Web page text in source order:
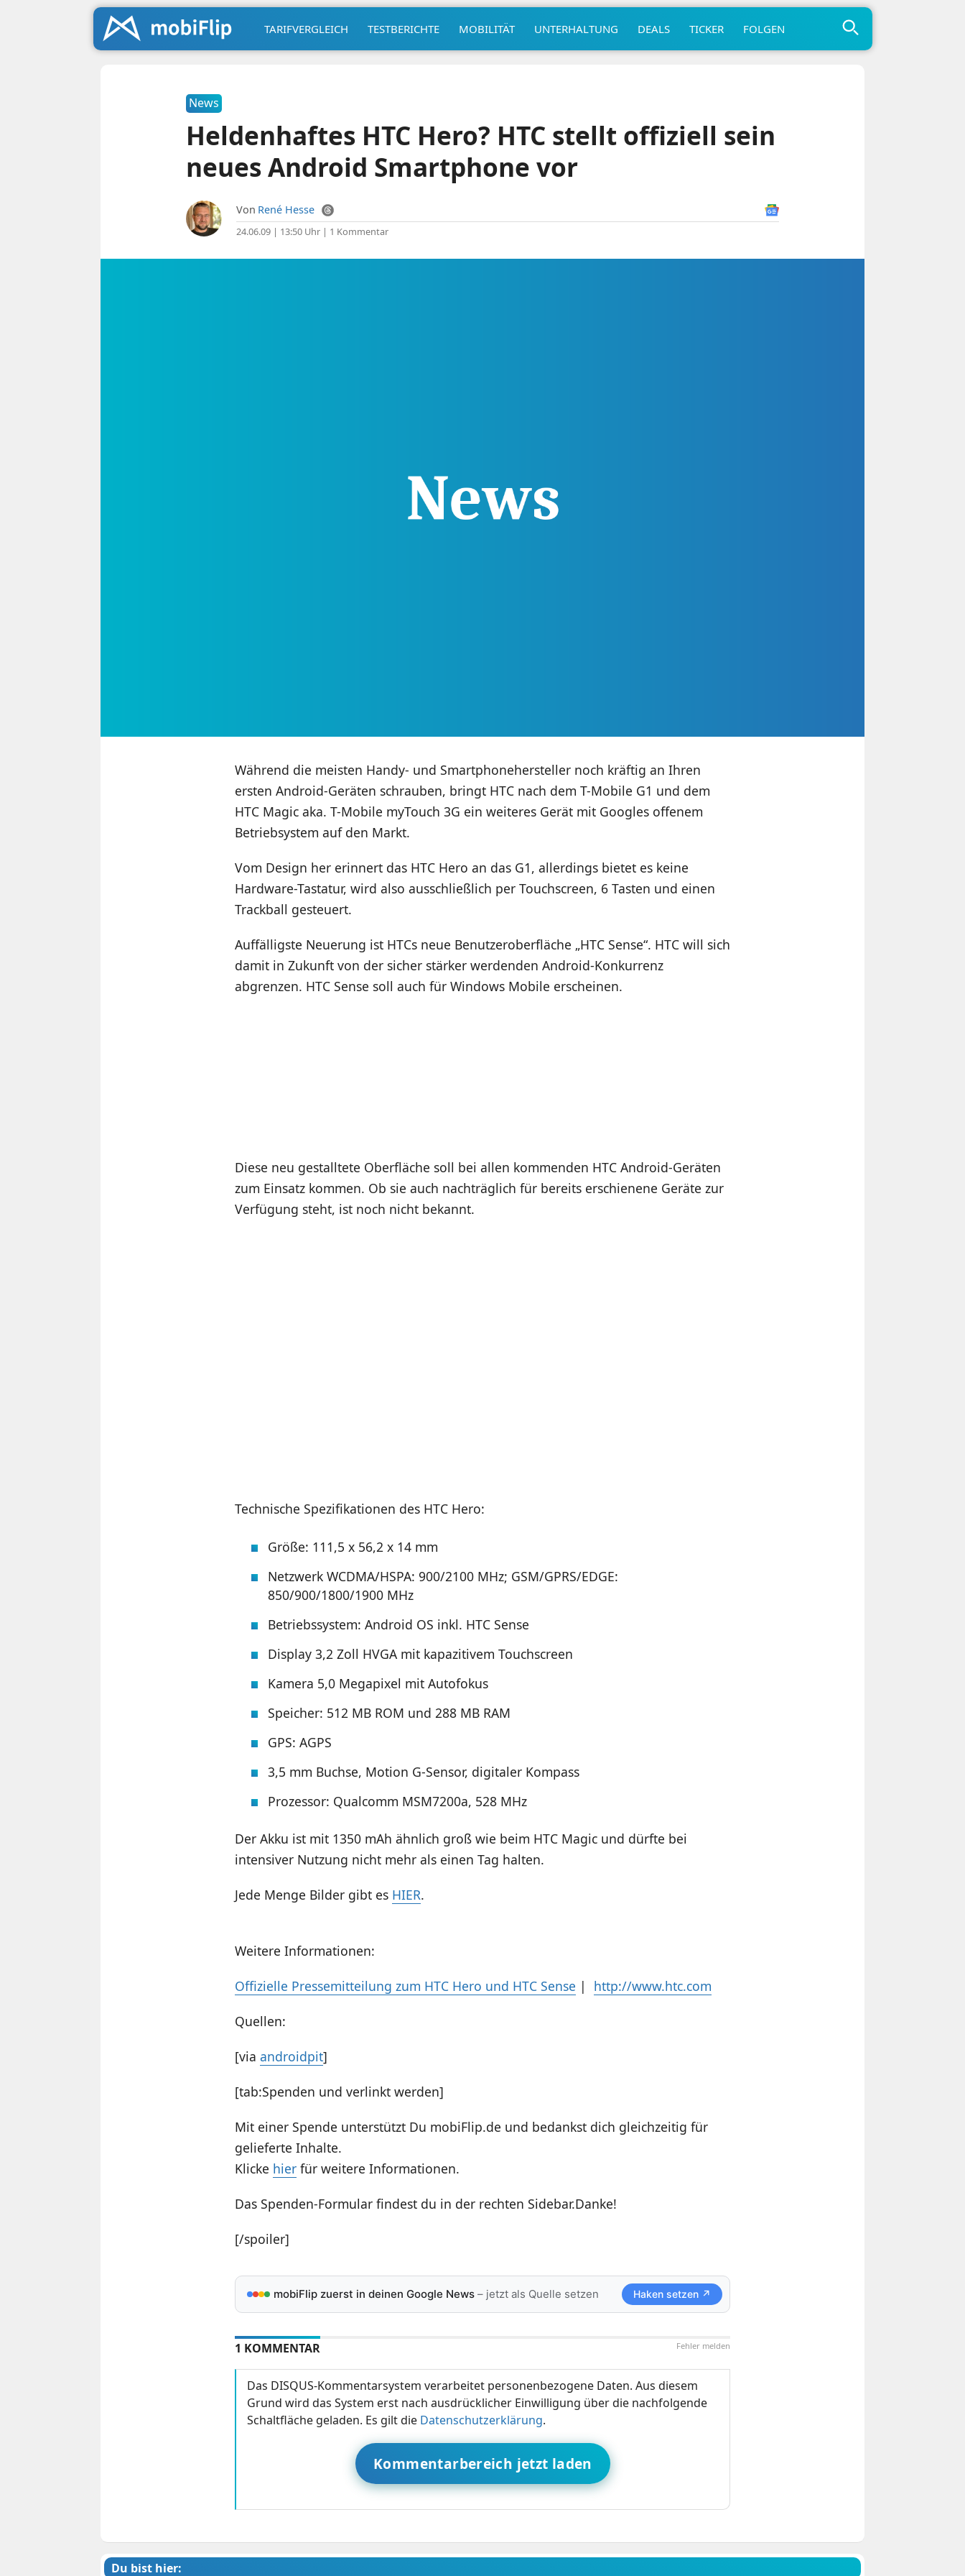
TARIFVERGLEICH TESTBERICHTE MOBILITÄT UNTERHALTUNG DEALS TICKER FOLGEN
News
Heldenhaftes HTC Hero? HTC stellt offiziell sein
neues Android Smartphone vor
Von René Hesse
24.06.09 | 13:50 Uhr| 1 Kommentar
Während die meisten Handy- und Smartphonehersteller noch kräftig an Ihren
ersten Android-Geräten schrauben, bringt HTC nach dem T-Mobile G1 und dem
HTC Magic aka. T-Mobile myTouch 3G ein weiteres Gerät mit Googles offenem
Betriebsystem auf den Markt.
Vom Design her erinnert das HTC Hero an das G1, allerdings bietet es keine
Hardware-Tastatur, wird also ausschließlich per Touchscreen, 6 Tasten und einen
Trackball gesteuert.
Auffälligste Neuerung ist HTCs neue Benutzeroberfläche „HTC Sense“. HTC will sich
damit in Zukunft von der sicher stärker werdenden Android-Konkurrenz
abgrenzen. HTC Sense soll auch für Windows Mobile erscheinen.
Diese neu gestalltete Oberfläche soll bei allen kommenden HTC Android-Geräten
zum Einsatz kommen. Ob sie auch nachträglich für bereits erschienene Geräte zur
Verfügung steht, ist noch nicht bekannt.
Technische Spezifikationen des HTC Hero:
Größe: 111,5 x 56,2 x 14 mm
Netzwerk WCDMA/HSPA: 900/2100 MHz; GSM/GPRS/EDGE:
850/900/1800/1900 MHz
Betriebssystem: Android OS inkl. HTC Sense
Display 3,2 Zoll HVGA mit kapazitivem Touchscreen
Kamera 5,0 Megapixel mit Autofokus
Speicher: 512 MB ROM und 288 MB RAM
GPS: AGPS
3,5 mm Buchse, Motion G-Sensor, digitaler Kompass
Prozessor: Qualcomm MSM7200a, 528 MHz
Der Akku ist mit 1350 mAh ähnlich groß wie beim HTC Magic und dürfte bei
intensiver Nutzung nicht mehr als einen Tag halten.
Jede Menge Bilder gibt es HIER.
Weitere Informationen:
Offizielle Pressemitteilung zum HTC Hero und HTC Sense | http://www.htc.com
Quellen:
[via androidpit]
[tab:Spenden und verlinkt werden]
Mit einer Spende unterstützt Du mobiFlip.de und bedankst dich gleichzeitig für
gelieferte Inhalte.
Klicke hierfür weitere Informationen.
Das Spenden-Formular findest du in der rechten Sidebar.Danke!
[/spoiler]
mobiFlip zuerst in deinen Google News– jetzt als Quelle setzen Haken setzen ↗
Fehler melden
1 KOMMENTAR
Das DISQUS-Kommentarsystem verarbeitet personenbezogene Daten. Aus diesem
Grund wird das System erst nach ausdrücklicher Einwilligung über die nachfolgende
Schaltfläche geladen. Es gilt die Datenschutzerklärung.
Kommentarbereich jetzt laden
Du bist hier: